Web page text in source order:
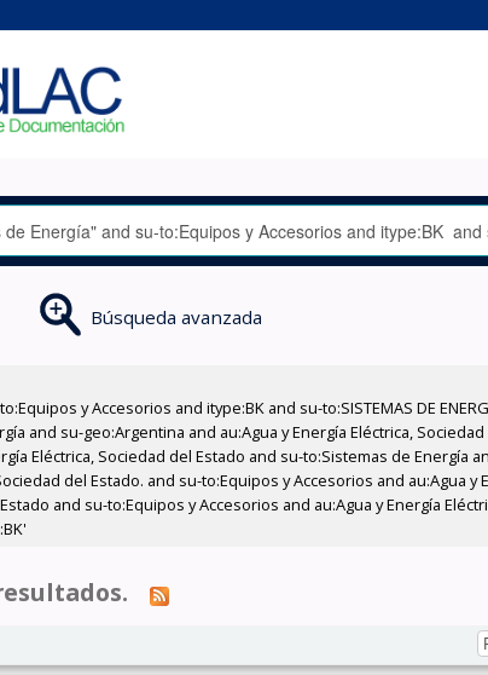
Búsqueda avanzada
y Accesorios and itype:BK and su-to:SISTEMAS DE
and su-geo:Argentina and au:Agua y Energía Eléctrica,
Eléctrica, Sociedad del Estado and su-to:Sistemas de Energía
del Estado. and su-to:Equipos y Accesorios and au:Agua
and su-to:Equipos y Accesorios and au:Agua y Energía